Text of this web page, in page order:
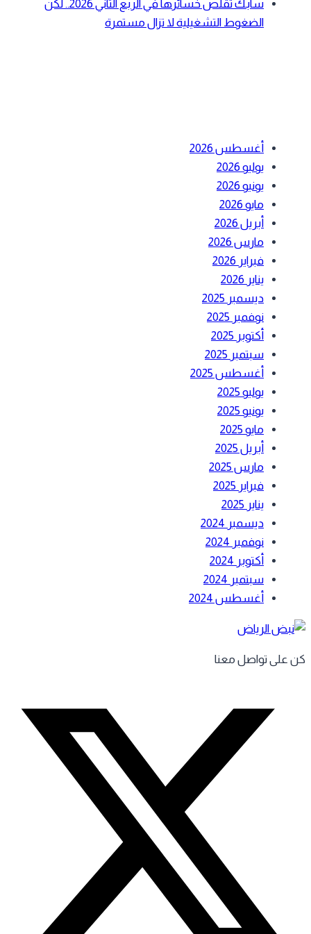
سابك تقلص خسائرها في الربع الثاني 2026.. لكن
الضغوط التشغيلية لا تزال مستمرة
أغسطس 2026
يوليو 2026
يونيو 2026
مايو 2026
أبريل 2026
مارس 2026
فبراير 2026
يناير 2026
ديسمبر 2025
نوفمبر 2025
أكتوبر 2025
سبتمبر 2025
أغسطس 2025
يوليو 2025
يونيو 2025
مايو 2025
أبريل 2025
مارس 2025
فبراير 2025
يناير 2025
ديسمبر 2024
نوفمبر 2024
أكتوبر 2024
سبتمبر 2024
أغسطس 2024
على تواصل معنا